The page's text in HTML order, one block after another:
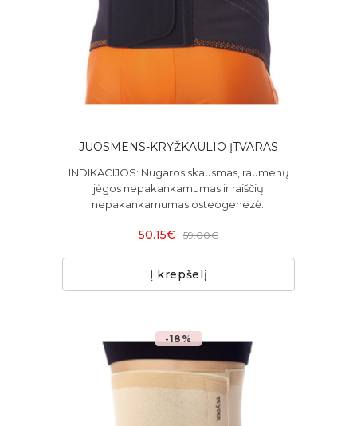
JUOSMENS-KRYŽKAULIO ĮTVARAS
INDIKACIJOS: Nugaros skausmas, raumenų
jėgos nepakankamumas ir raiščių
nepakankamumas osteogenezė..
50.15€ 59.00€
Į krepšelį
-18%